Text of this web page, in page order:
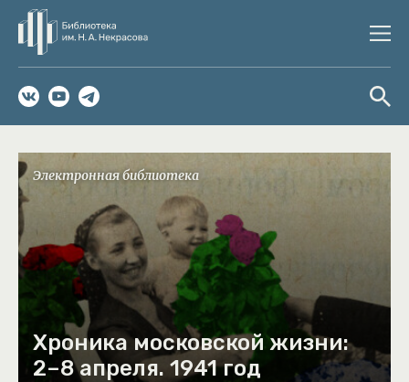
Электронная библиотека
Хроника московской жизни:
2–8 апреля. 1941 год